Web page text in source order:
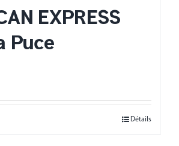
EXPRESS
Puce
Détails